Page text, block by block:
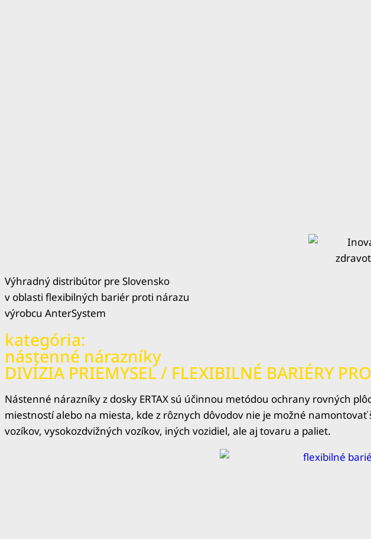
Výhradný distribútor pre Slovensko
v oblasti flexibilných bariér proti nárazu
výrobcu AnterSystem
kategória:
nástenné nárazníky
DIVÍZIA PRIEMYSEL / FLEXIBILNÉ BARIÉRY
Nástenné nárazníky z dosky ERTAX sú účinnou metódou ochrany rovných
miestností alebo na miesta, kde z rôznych dôvodov nie je možné
vozíkov, vysokozdvižných vozíkov, iných vozidiel, ale aj tovaru a paliet.